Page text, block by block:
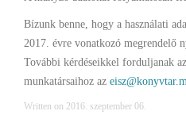
Bízunk benne, hogy a használati
2017. évre vonatkozó megrendelő
További kérdéseikkel forduljanak
munkatársaihoz az
Written on 2016. szeptember 06.